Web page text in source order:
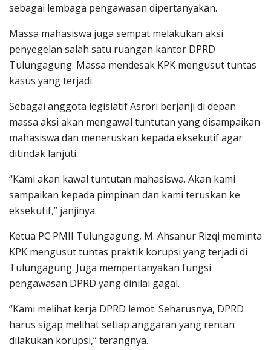
sebagai lembaga pengawasan dipertanyakan.
Massa mahasiswa juga sempat melakukan aksi
penyegelan salah satu ruangan kantor DPRD
Tulungagung. Massa mendesak KPK mengusut tuntas
kasus yang terjadi.
Sebagai anggota legislatif Asrori berjanji di depan
massa aksi akan mengawal tuntutan yang disampaikan
mahasiswa dan meneruskan kepada eksekutif agar
ditindak lanjuti.
“Kami akan kawal tuntutan mahasiswa. Akan kami
sampaikan kepada pimpinan dan kami teruskan ke
eksekutif,” janjinya.
Ketua PC PMII Tulungagung, M. Ahsanur Rizqi meminta
KPK mengusut tuntas praktik korupsi yang terjadi di
Tulungagung. Juga mempertanyakan fungsi
pengawasan DPRD yang dinilai gagal.
“Kami melihat kerja DPRD lemot. Seharusnya, DPRD
harus sigap melihat setiap anggaran yang rentan
dilakukan korupsi,” terangnya.